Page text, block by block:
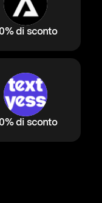
di sconto
di sconto